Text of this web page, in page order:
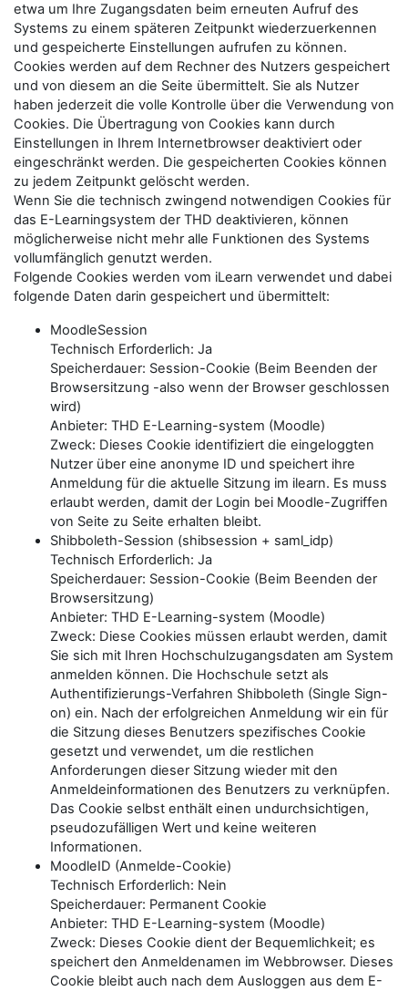
etwa um Ihre Zugangsdaten beim erneuten Aufruf des
Systems zu einem späteren Zeitpunkt wiederzuerkennen
und gespeicherte Einstellungen aufrufen zu können.
Cookies werden auf dem Rechner des Nutzers gespeichert
und von diesem an die Seite übermittelt. Sie als Nutzer
haben jederzeit die volle Kontrolle über die Verwendung von
Cookies. Die Übertragung von Cookies kann durch
Einstellungen in Ihrem Internetbrowser deaktiviert oder
eingeschränkt werden. Die gespeicherten Cookies können
zu jedem Zeitpunkt gelöscht werden.
Wenn Sie die technisch zwingend notwendigen Cookies für
das E-Learningsystem der THD deaktivieren, können
möglicherweise nicht mehr alle Funktionen des Systems
vollumfänglich genutzt werden.
Folgende Cookies werden vom iLearn verwendet und dabei
folgende Daten darin gespeichert und übermittelt:
MoodleSession
Technisch Erforderlich: Ja
Speicherdauer: Session-Cookie (Beim Beenden der
Browsersitzung -also wenn der Browser geschlossen
wird)
Anbieter: THD E-Learning-system (Moodle)
Zweck: Dieses Cookie identifiziert die eingeloggten
Nutzer über eine anonyme ID und speichert ihre
Anmeldung für die aktuelle Sitzung im ilearn. Es muss
erlaubt werden, damit der Login bei Moodle-Zugriffen
von Seite zu Seite erhalten bleibt.
Shibboleth-Session (shibsession + saml_idp)
Technisch Erforderlich: Ja
Speicherdauer: Session-Cookie (Beim Beenden der
Browsersitzung)
Anbieter: THD E-Learning-system (Moodle)
Zweck: Diese Cookies müssen erlaubt werden, damit
Sie sich mit Ihren Hochschulzugangsdaten am System
anmelden können. Die Hochschule setzt als
Authentifizierungs-Verfahren Shibboleth (Single Sign-
on) ein. Nach der erfolgreichen Anmeldung wir ein für
die Sitzung dieses Benutzers spezifisches Cookie
gesetzt und verwendet, um die restlichen
Anforderungen dieser Sitzung wieder mit den
Anmeldeinformationen des Benutzers zu verknüpfen.
Das Cookie selbst enthält einen undurchsichtigen,
pseudozufälligen Wert und keine weiteren
Informationen.
MoodleID (Anmelde-Cookie)
Technisch Erforderlich: Nein
Speicherdauer: Permanent Cookie
Anbieter: THD E-Learning-system (Moodle)
Zweck: Dieses Cookie dient der Bequemlichkeit; es
speichert den Anmeldenamen im Webbrowser. Dieses
Cookie bleibt auch nach dem Ausloggen aus dem E-